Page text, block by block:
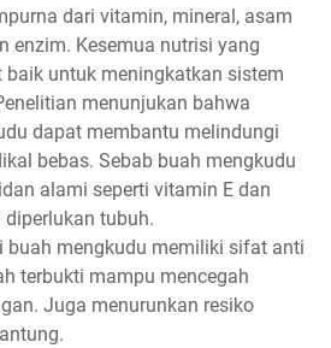
dari vitamin, mineral, asam
enzim. Kesemua nutrisi yang
baik untuk meningkatkan sistem
menunjukan bahwa
dapat membantu melindungi
bebas. Sebab buah mengkudu
alami seperti vitamin E dan
diperlukan tubuh.
buah mengkudu memiliki sifat anti
terbukti mampu mencegah
Juga menurunkan resiko